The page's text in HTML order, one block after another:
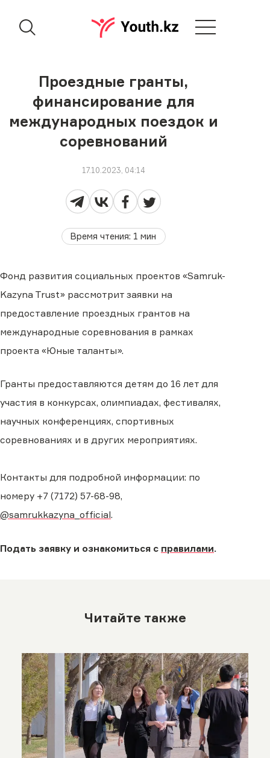
Проездные гранты,
финансирование для
международных поездок и
соревнований
17.10.2023, 04:14
Время чтения: 1 мин
Фонд развития социальных проектов «Samruk-
Kazyna Trust» рассмотрит заявки на
предоставление проездных грантов на
международные соревнования в рамках
проекта «Юные таланты».
Гранты предоставляются детям до 16 лет для
участия в конкурсах, олимпиадах, фестивалях,
научных конференциях, спортивных
соревнованиях и в других мероприятиях.
Контакты для подробной информации: по
номеру +7 (7172) 57-68-98,
@samrukkazyna_official.
Подать заявку и ознакомиться с правилами.
Читайте также